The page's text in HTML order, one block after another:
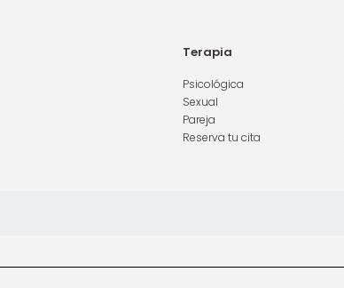
Terapia
Psicológica
Sexual
Pareja
Reserva tu cita